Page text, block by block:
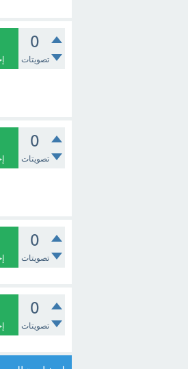
0
تصويتات
0
تصويتات
0
تصويتات
0
تصويتات